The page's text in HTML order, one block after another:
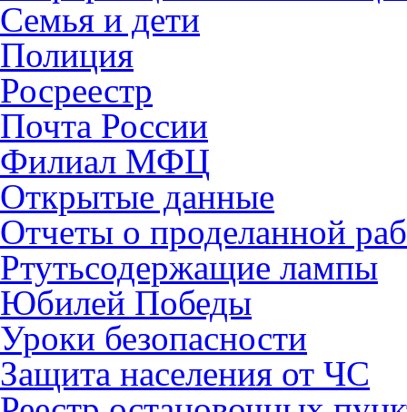
Семья и дети
Полиция
Росреестр
Почта России
Филиал МФЦ
Открытые данные
Отчеты о проделанной
Ртутьсодержащие лампы
Юбилей Победы
Уроки безопасности
Защита населения от ЧС